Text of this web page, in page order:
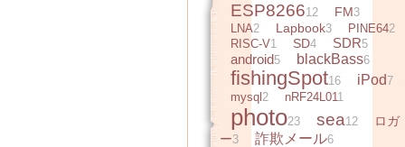
ESP826612 FM3
LNA2 Lapbook3 PINE642
RISC-V1 SD4 SDR5
android5 blackBass6
fishingSpot16 iPod7
mysql 2 nRF24L011
photo23 sea12
ロガ
ー3 詐欺メール6